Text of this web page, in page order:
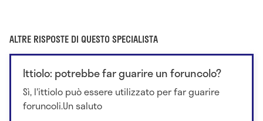
ALTRE RISPOSTE DI QUESTO SPECIALISTA
Ittiolo: potrebbe far guarire un foruncolo?
Sì, l'ittiolo può essere utilizzato per far guarire
foruncoli.Un saluto